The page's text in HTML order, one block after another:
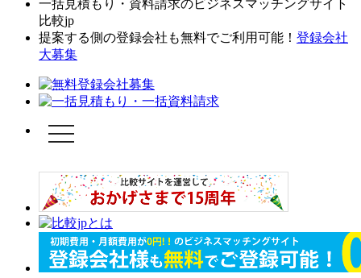
一括見積もり・資料請求のビジネスマッチングサイト
比較jp
提案する側の登録会社も無料でご利用可能！ 登録会社
大募集
toggle
navigation